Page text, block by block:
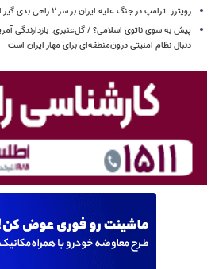
رویترز: ترامپ در جنگ علیه ایران بر سر ۲ راهی بدی گیر افتاده است
پیش به سوی ناتوی اسلامی؟ / گل‌عنبری: بازدارندگی
دنبال نظام امنیتی درون‌منطقه‌ای برای مهار ایران است